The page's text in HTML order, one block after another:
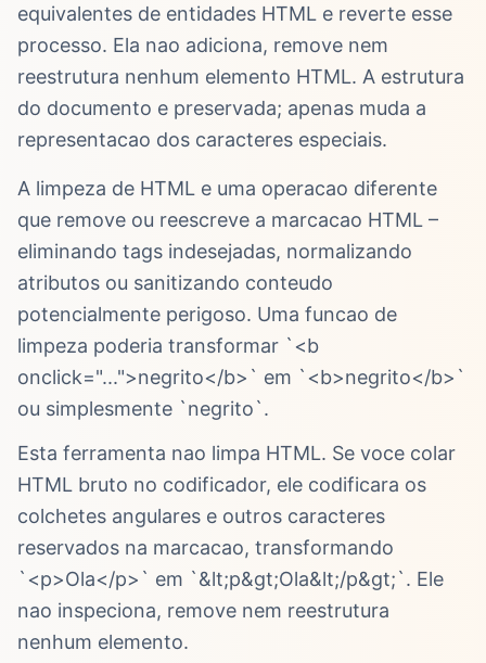
equivalentes de entidades HTML e reverte esse
processo. Ela nao adiciona, remove nem
reestrutura nenhum elemento HTML. A estrutura
do documento e preservada; apenas muda a
representacao dos caracteres especiais.
A limpeza de HTML e uma operacao diferente
que remove ou reescreve a marcacao HTML –
eliminando tags indesejadas, normalizando
atributos ou sanitizando conteudo
potencialmente perigoso. Uma funcao de
limpeza poderia transformar `<b
onclick="...">negrito</b>` em `<b>negrito</b>`
ou simplesmente `negrito`.
Esta ferramenta nao limpa HTML. Se voce colar
HTML bruto no codificador, ele codificara os
colchetes angulares e outros caracteres
reservados na marcacao, transformando
`<p>Ola</p>` em `&lt;p&gt;Ola&lt;/p&gt;`. Ele
nao inspeciona, remove nem reestrutura
nenhum elemento.